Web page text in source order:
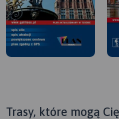
Trasy, które mogą